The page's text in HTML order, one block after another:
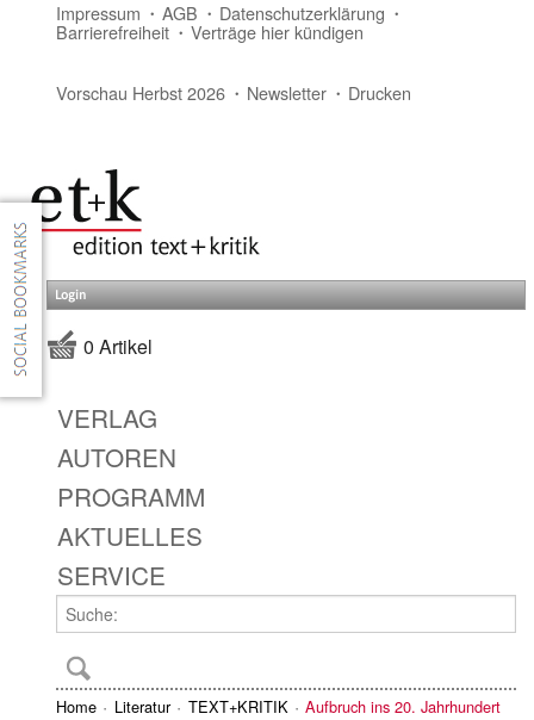
Impressum AGB Datenschutzerklärung
Barrierefreiheit Verträge hier kündigen
Vorschau Herbst 2026 Newsletter Drucken
Login
0 Artikel
VERLAG
AUTOREN
PROGRAMM
AKTUELLES
SERVICE
Home Literatur TEXT+KRITIK Aufbruch ins 20. Jahrhundert